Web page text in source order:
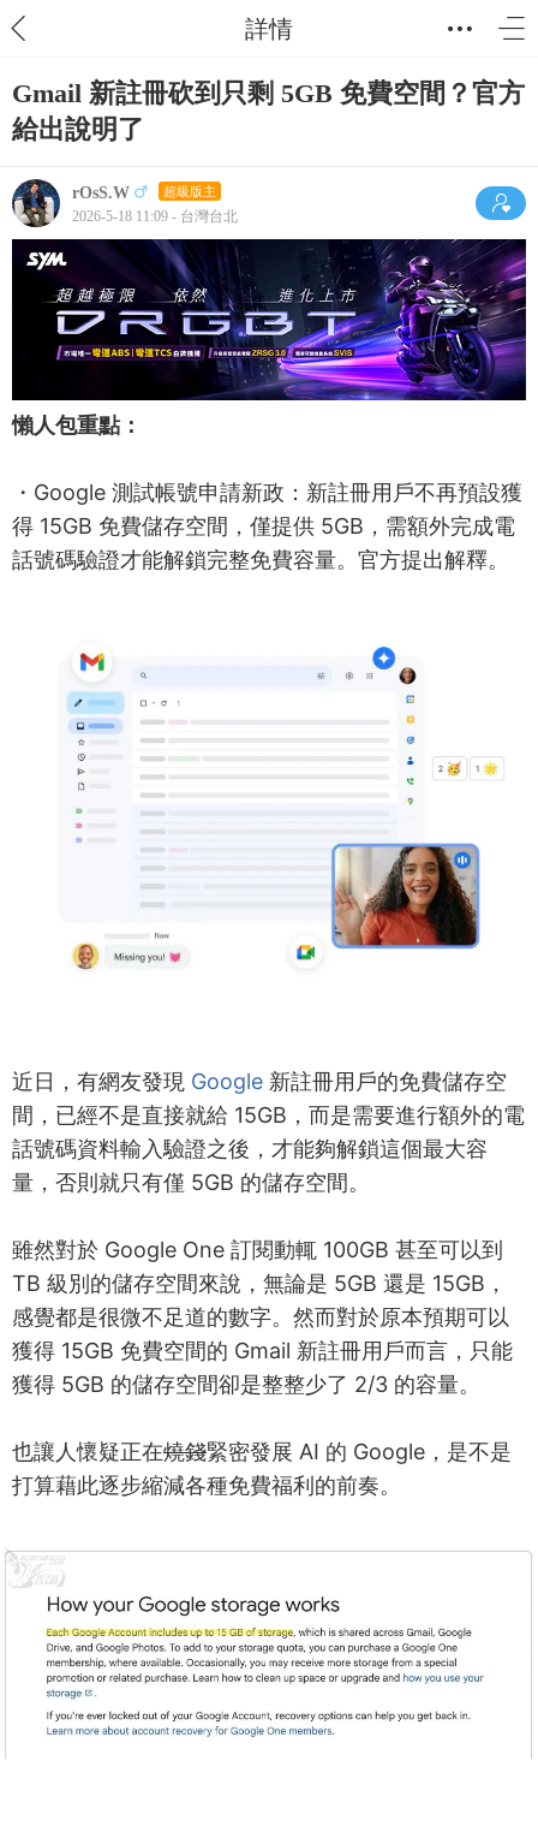
詳情
Gmail 新註冊砍到只剩 5GB 免費空間？官方
給出說明了
rOsS.W 超級版主
2026-5-18 11:09 - 台灣台北
懶人包重點：
・Google 測試帳號申請新政：新註冊用戶不再預設獲
得 15GB 免費儲存空間，僅提供 5GB，需額外完成電
話號碼驗證才能解鎖完整免費容量。官方提出解釋。
近日，有網友發現 Google 新註冊用戶的免費儲存空
間，已經不是直接就給 15GB，而是需要進行額外的電
話號碼資料輸入驗證之後，才能夠解鎖這個最大容
量，否則就只有僅 5GB 的儲存空間。
雖然對於 Google One 訂閱動輒 100GB 甚至可以到
TB 級別的儲存空間來說，無論是 5GB 還是 15GB，
感覺都是很微不足道的數字。然而對於原本預期可以
獲得 15GB 免費空間的 Gmail 新註冊用戶而言，只能
獲得 5GB 的儲存空間卻是整整少了 2/3 的容量。
也讓人懷疑正在燒錢緊密發展 AI 的 Google，是不是
打算藉此逐步縮減各種免費福利的前奏。